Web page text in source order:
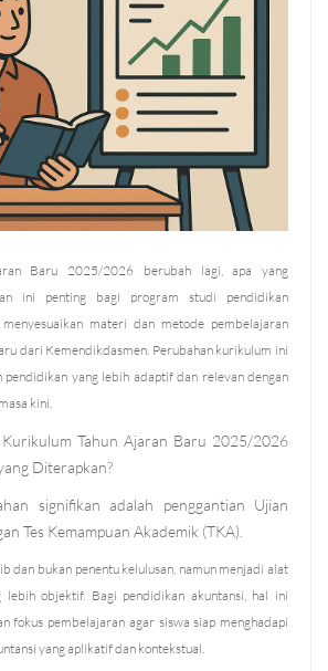
Baru 2025/2026 berubah lagi, apa yang
ini penting bagi program studi pendidikan
materi dan metode pembelajaran
dari Kemendikdasmen. Perubahan kurikulum ini
pendidikan yang lebih adaptif dan relevan dengan
kini.
Tahun Ajaran Baru 2025/2026
Diterapkan?
signifikan adalah penggantian Ujian
Tes Kemampuan Akademik (TKA).
dan bukan penentu kelulusan, namun menjadi alat
lebih objektif. Bagi pendidikan akuntansi, hal ini
fokus pembelajaran agar siswa siap menghadapi
yang aplikatif dan kontekstual.